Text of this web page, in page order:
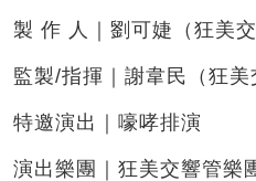
製 作 人｜劉可婕（狂美
監製/指揮｜謝韋民（狂美
特邀演出｜嚎哮排演
演出樂團｜狂美交響管樂